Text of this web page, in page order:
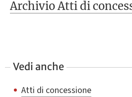
Archivio Atti di
Vedi anche
Atti di concessione